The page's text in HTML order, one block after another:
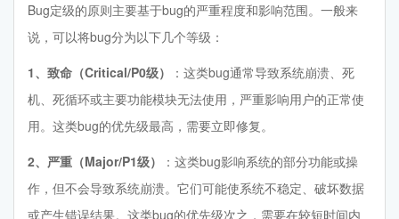
Bug定级的原则主要基于bug的严重程度和影响范围。一般来
说，可以将bug分为以下几个等级：
1、致命（Critical/P0级）
：这类bug通常导致系统崩溃、死
机、死循环或主要功能模块无法使用，严重影响用户的正常使
用。这类bug的优先级最高，需要立即修复。
2、严重（Major/P1级）
：这类bug影响系统的部分功能或操
作，但不会导致系统崩溃。它们可能使系统不稳定、破坏数据
或产生错误结果。这类bug的优先级次之，需要在较短时间内